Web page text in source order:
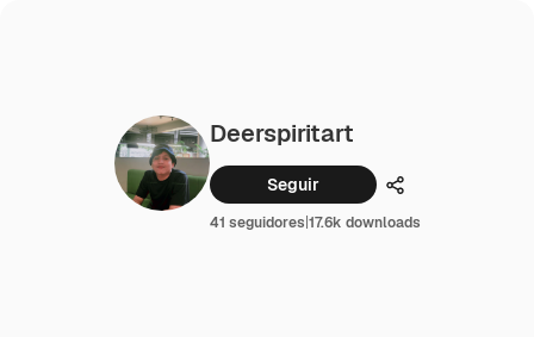
Deerspiritart
Seguir Compartilhar
41 seguidores|17.6k downloads